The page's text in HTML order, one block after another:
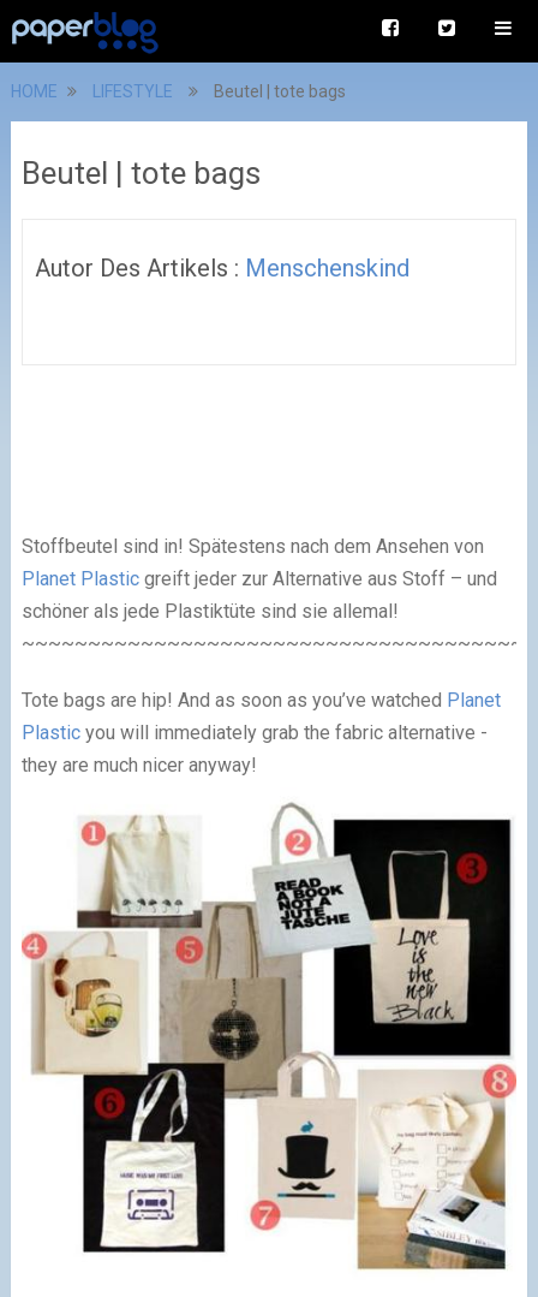
HOME LIFESTYLE Beutel | tote bags
Beutel | tote bags
Autor Des Artikels : Menschenskind
Stoffbeutel sind in! Spätestens nach dem Ansehen von
Planet Plasticgreift jeder zur Alternative aus Stoff – und
schöner als jede Plastiktüte sind sie allemal!
Tote bags are hip! And as soon as you’ve watched Planet
Plasticyou will immediately grab the fabric alternative -
they are much nicer anyway!